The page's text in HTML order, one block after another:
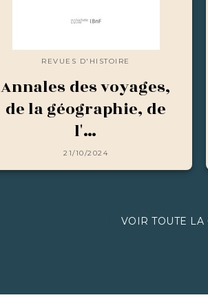
REVUES D'HISTOIRE
Annales des voyages,
de la géographie, de
l'…
21/10/2024
VOIR TOUTE LA